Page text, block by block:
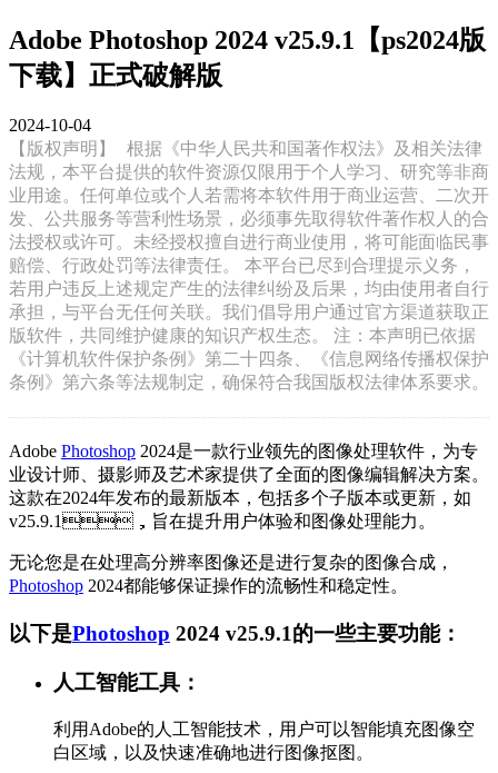
Adobe Photoshop 2024 v25.9.1【ps2024版
下载】正式破解版
2024-10-04
【版权声明】
根据《中华人民共和国著作权法》及相关法律
法规，本平台提供的软件资源仅限用于个人学习、研究等非商
业用途。任何单位或个人若需将本软件用于商业运营、二次开
发、公共服务等营利性场景，必须事先取得软件著作权人的合
法授权或许可。未经授权擅自进行商业使用，将可能面临民事
赔偿、行政处罚等法律责任。 本平台已尽到合理提示义务，
若用户违反上述规定产生的法律纠纷及后果，均由使用者自行
承担，与平台无任何关联。我们倡导用户通过官方渠道获取正
版软件，共同维护健康的知识产权生态。 注：本声明已依据
《计算机软件保护条例》第二十四条、《信息网络传播权保护
条例》第六条等法规制定，确保符合我国版权法律体系要求。
Adobe Photoshop 2024是一款行业领先的图像处理软件，为专
业设计师、摄影师及艺术家提供了全面的图像编辑解决方案。
这款在2024年发布的最新版本，包括多个子版本或更新，如
v25.9.1，旨在提升用户体验和图像处理能力。
无论您是在处理高分辨率图像还是进行复杂的图像合成，
Photoshop 2024都能够保证操作的流畅性和稳定性。
以下是Photoshop 2024 v25.9.1的一些主要功能：
人工智能工具：
利用Adobe的人工智能技术，用户可以智能填充图像空
白区域，以及快速准确地进行图像抠图。